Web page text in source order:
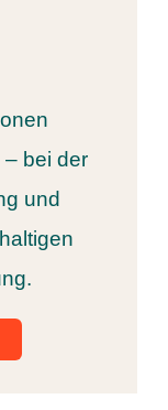
bei der
und